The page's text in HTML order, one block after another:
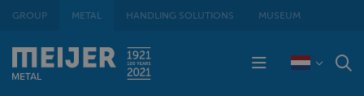
GROUP METAL HANDLING SOLUTIONS MUSEUM